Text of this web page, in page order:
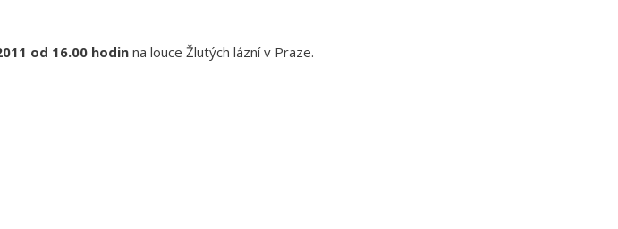
od 16.00 hodin na louce Žlutých lázní v Praze.